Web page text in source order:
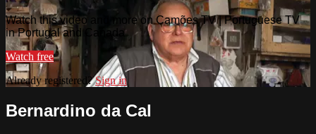
Watch this video and more on Camões TV | Portuguese TV
in Portugal and Canada
Watch free
Already registered?Sign in
Bernardino da Cal